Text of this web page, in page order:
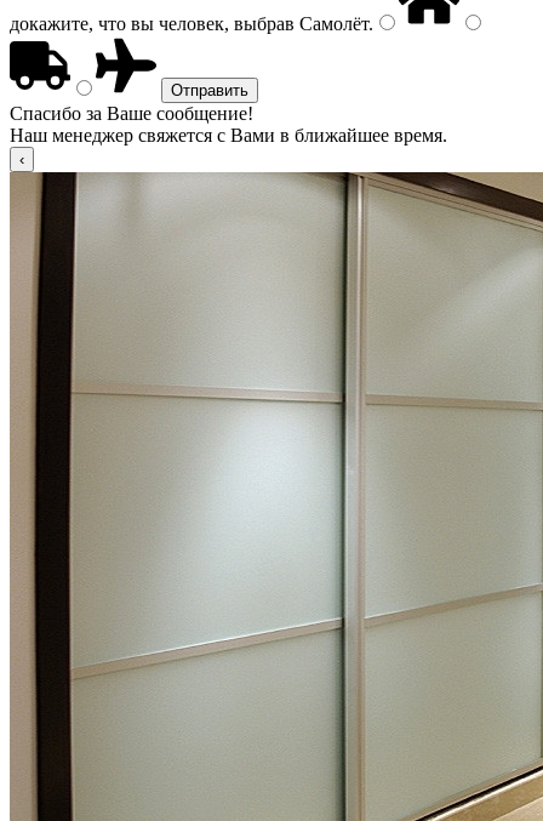
докажите, что вы человек, выбрав Самолёт.
Спасибо за Ваше сообщение!
Наш менеджер свяжется с Вами в ближайшее время.